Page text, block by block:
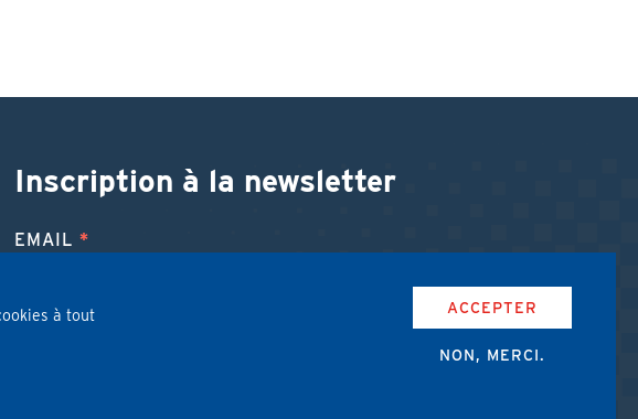
Inscription à la newsletter
EMAIL
J'ai lu et j'accepte les conditions d'utilisation de l'AMUB.
à tout
ACCEPTER
NON, MERCI.